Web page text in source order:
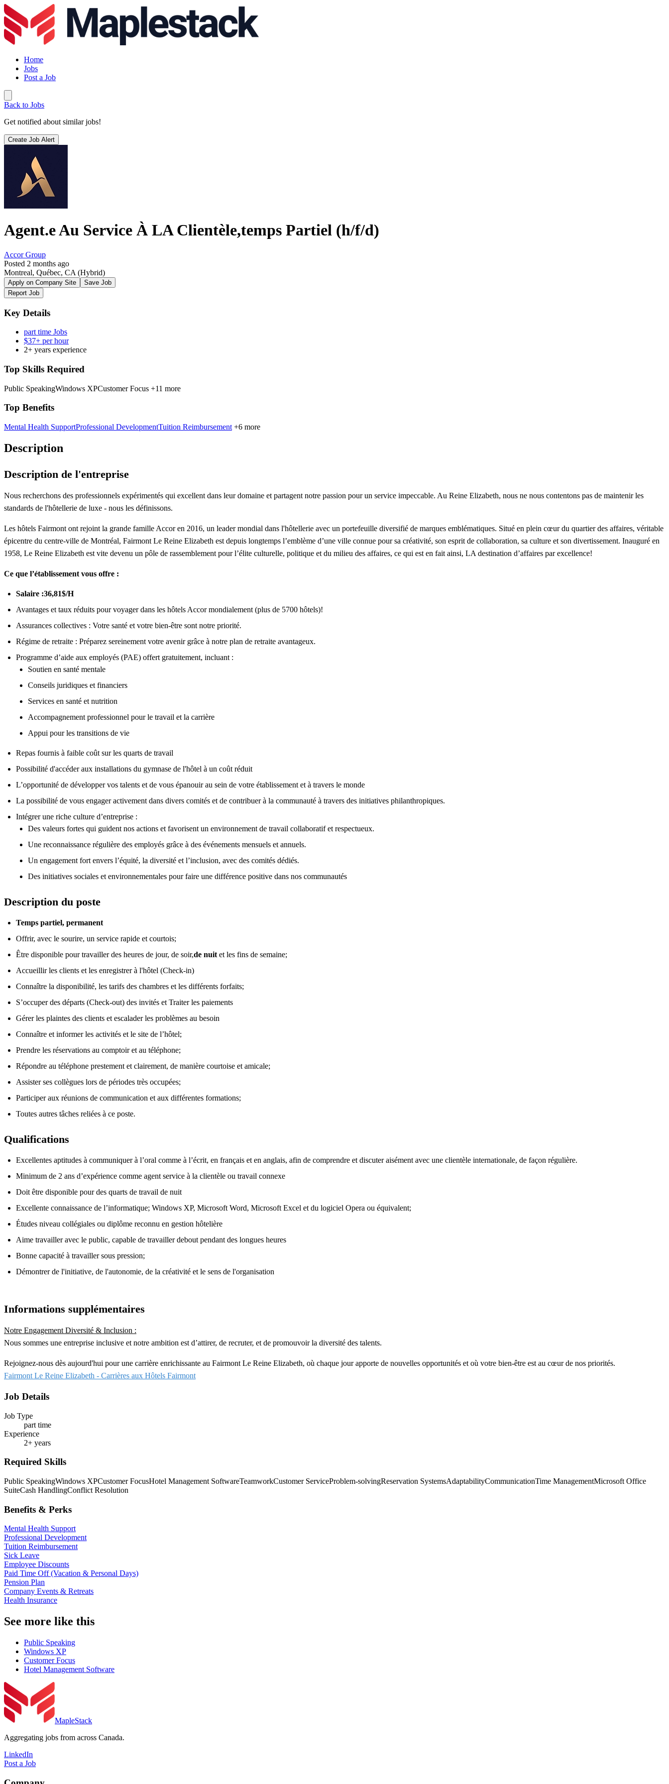
Home
Jobs
Post a Job
Back to Jobs
Get notified about similar jobs!
Create Job Alert
Agent.e Au Service À LA Clientèle,temps Partiel (h/f/d)
Accor Group
Posted 2 months ago
Montreal, Québec, CA (Hybrid)
Apply on Company Site
Save Job
Report Job
Key Details
part time Jobs
$37+ per hour
2+ years experience
Top Skills Required
Public SpeakingWindows XPCustomer Focus +11 more
Top Benefits
Mental Health SupportProfessional DevelopmentTuition Reimbursement +6 more
Description
Description de l'entreprise
Nous recherchons des professionnels expérimentés qui excellent dans leur domaine et partagent notre passion pour un service impeccable. Au Reine Elizabeth, nous ne nous contentons pas de maintenir les
standards de l'hôtellerie de luxe - nous les définissons.
Les hôtels Fairmont ont rejoint la grande famille Accor en 2016, un leader mondial dans l'hôtellerie avec un portefeuille diversifié de marques emblématiques. Situé en plein cœur du quartier des affaires, véritable
épicentre du centre-ville de Montréal, Fairmont Le Reine Elizabeth est depuis longtemps l’emblème d’une ville connue pour sa créativité, son esprit de collaboration, sa culture et son divertissement. Inauguré en
1958, Le Reine Elizabeth est vite devenu un pôle de rassemblement pour l’élite culturelle, politique et du milieu des affaires, ce qui est en fait ainsi, LA destination d’affaires par excellence!
Ce que l’établissement vous offre :
Salaire :36,81$/H
Avantages et taux réduits pour voyager dans les hôtels Accor mondialement (plus de 5700 hôtels)!
Assurances collectives : Votre santé et votre bien-être sont notre priorité.
Régime de retraite : Préparez sereinement votre avenir grâce à notre plan de retraite avantageux.
Programme d’aide aux employés (PAE) offert gratuitement, incluant :
Soutien en santé mentale
Conseils juridiques et financiers
Services en santé et nutrition
Accompagnement professionnel pour le travail et la carrière
Appui pour les transitions de vie
Repas fournis à faible coût sur les quarts de travail
Possibilité d'accéder aux installations du gymnase de l'hôtel à un coût réduit
L’opportunité de développer vos talents et de vous épanouir au sein de votre établissement et à travers le monde
La possibilité de vous engager activement dans divers comités et de contribuer à la communauté à travers des initiatives philanthropiques.
Intégrer une riche culture d’entreprise :
Des valeurs fortes qui guident nos actions et favorisent un environnement de travail collaboratif et respectueux.
Une reconnaissance régulière des employés grâce à des événements mensuels et annuels.
Un engagement fort envers l’équité, la diversité et l’inclusion, avec des comités dédiés.
Des initiatives sociales et environnementales pour faire une différence positive dans nos communautés
Description du poste
Temps partiel, permanent
Offrir, avec le sourire, un service rapide et courtois;
Être disponible pour travailler des heures de jour, de soir,de nuit et les fins de semaine;
Accueillir les clients et les enregistrer à l'hôtel (Check-in)
Connaître la disponibilité, les tarifs des chambres et les différents forfaits;
S’occuper des départs (Check-out) des invités et Traiter les paiements
Gérer les plaintes des clients et escalader les problèmes au besoin
Connaître et informer les activités et le site de l’hôtel;
Prendre les réservations au comptoir et au téléphone;
Répondre au téléphone prestement et clairement, de manière courtoise et amicale;
Assister ses collègues lors de périodes très occupées;
Participer aux réunions de communication et aux différentes formations;
Toutes autres tâches reliées à ce poste.
Qualifications
Excellentes aptitudes à communiquer à l’oral comme à l’écrit, en français et en anglais, afin de comprendre et discuter aisément avec une clientèle internationale, de façon régulière.
Minimum de 2 ans d’expérience comme agent service à la clientèle ou travail connexe
Doit être disponible pour des quarts de travail de nuit
Excellente connaissance de l’informatique; Windows XP, Microsoft Word, Microsoft Excel et du logiciel Opera ou équivalent;
Études niveau collégiales ou diplôme reconnu en gestion hôtelière
Aime travailler avec le public, capable de travailler debout pendant des longues heures
Bonne capacité à travailler sous pression;
Démontrer de l'initiative, de l'autonomie, de la créativité et le sens de l'organisation
Informations supplémentaires
Notre Engagement Diversité & Inclusion :
Nous sommes une entreprise inclusive et notre ambition est d’attirer, de recruter, et de promouvoir la diversité des talents.
Rejoignez-nous dès aujourd'hui pour une carrière enrichissante au Fairmont Le Reine Elizabeth, où chaque jour apporte de nouvelles opportunités et où votre bien-être est au cœur de nos priorités.
Fairmont Le Reine Elizabeth - Carrières aux Hôtels Fairmont
Job Details
Job Type
part time
Experience
2+ years
Required Skills
Public SpeakingWindows XPCustomer FocusHotel Management SoftwareTeamworkCustomer ServiceProblem-solvingReservation SystemsAdaptabilityCommunicationTime ManagementMicrosoft Office
SuiteCash HandlingConflict Resolution
Benefits & Perks
Mental Health Support
Professional Development
Tuition Reimbursement
Sick Leave
Employee Discounts
Paid Time Off (Vacation & Personal Days)
Pension Plan
Company Events & Retreats
Health Insurance
See more like this
Public Speaking
Windows XP
Customer Focus
Hotel Management Software
MapleStack
Aggregating jobs from across Canada.
LinkedIn
Post a Job